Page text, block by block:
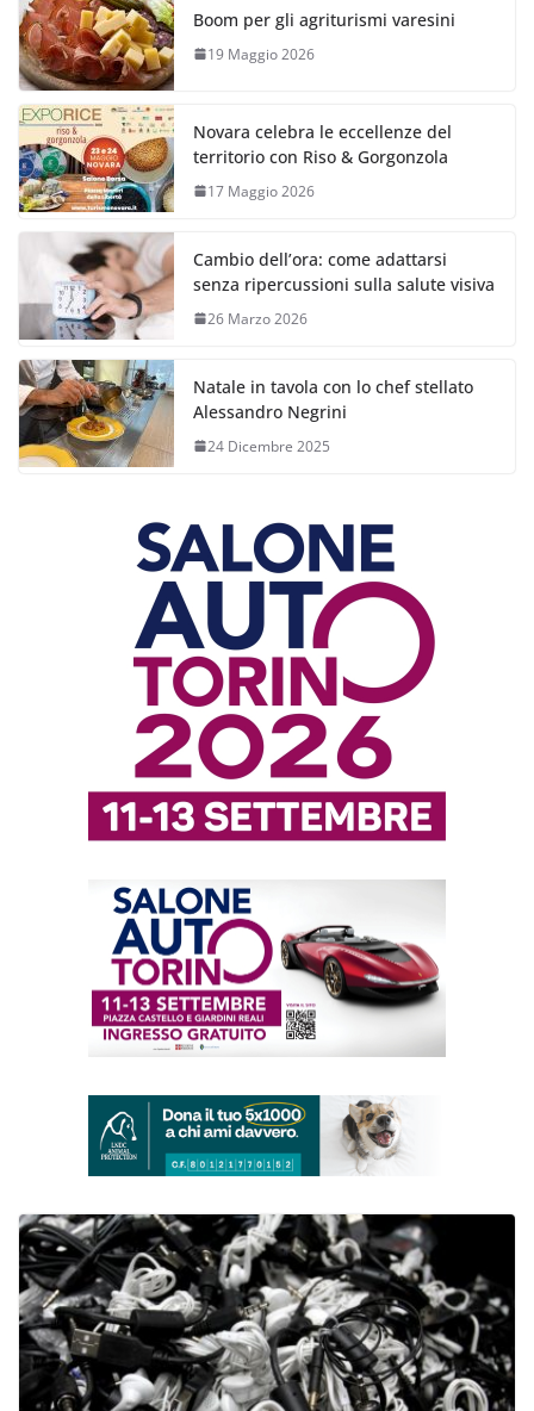
Boom per gli agriturismi varesini
19 Maggio 2026
Novara celebra le eccellenze del
territorio con Riso & Gorgonzola
17 Maggio 2026
Cambio dell’ora: come adattarsi
senza ripercussioni sulla salute visiva
26 Marzo 2026
Natale in tavola con lo chef stellato
Alessandro Negrini
24 Dicembre 2025